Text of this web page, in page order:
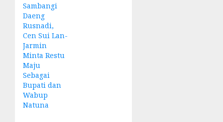
Sambangi
Daeng
Rusnadi,
Cen Sui Lan-
Jarmin
Minta Restu
Maju
Sebagai
Bupati dan
Wabup
Natuna